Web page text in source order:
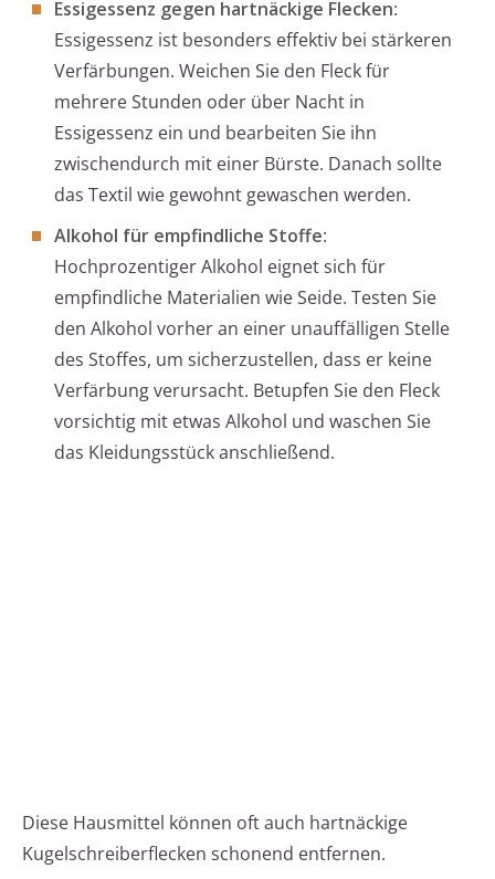
Essigessenz gegen hartnäckige Flecken:
Essigessenz ist besonders effektiv bei stärkeren
Verfärbungen. Weichen Sie den Fleck für
mehrere Stunden oder über Nacht in
Essigessenz ein und bearbeiten Sie ihn
zwischendurch mit einer Bürste. Danach sollte
das Textil wie gewohnt gewaschen werden.
Alkohol für empfindliche Stoffe:
Hochprozentiger Alkohol eignet sich für
empfindliche Materialien wie Seide. Testen Sie
den Alkohol vorher an einer unauffälligen Stelle
des Stoffes, um sicherzustellen, dass er keine
Verfärbung verursacht. Betupfen Sie den Fleck
vorsichtig mit etwas Alkohol und waschen Sie
das Kleidungsstück anschließend.
Diese Hausmittel können oft auch hartnäckige
Kugelschreiberflecken schonend entfernen.